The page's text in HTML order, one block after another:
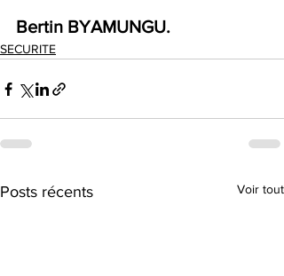
Bertin BYAMUNGU.
SECURITE
Posts récents Voir tout